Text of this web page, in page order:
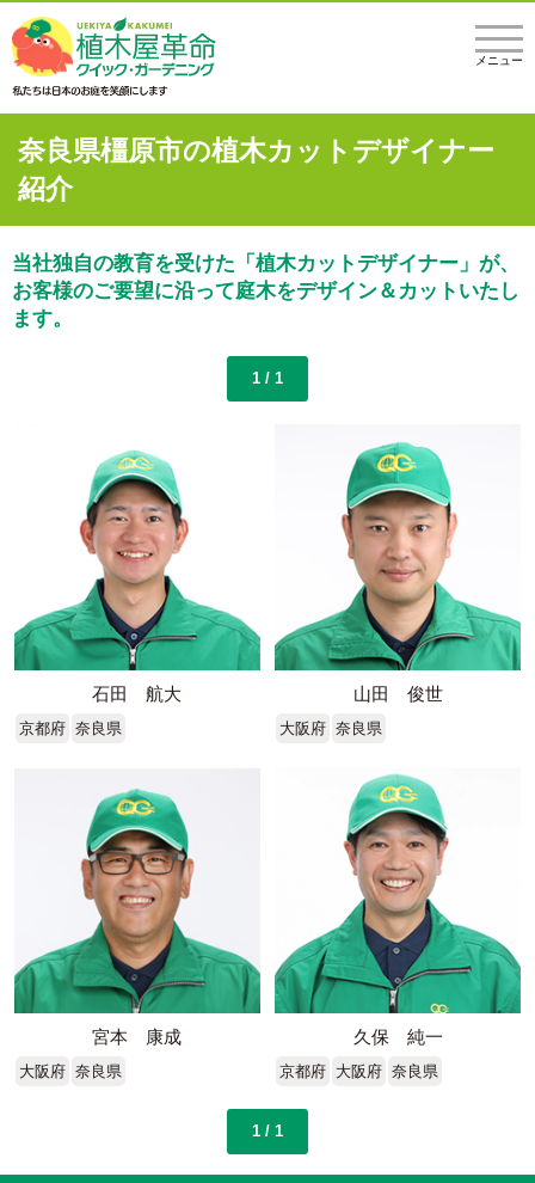
メニュー
奈良県橿原市の植木カットデザイナー
紹介
当社独自の教育を受けた「植木カットデザイナー」が、
お客様のご要望に沿って庭木をデザイン＆カットいたし
ます。
1 / 1
石田 航大
京都府 奈良県
山田 俊世
大阪府 奈良県
宮本 康成
大阪府 奈良県
久保 純一
京都府 大阪府 奈良県
1 / 1